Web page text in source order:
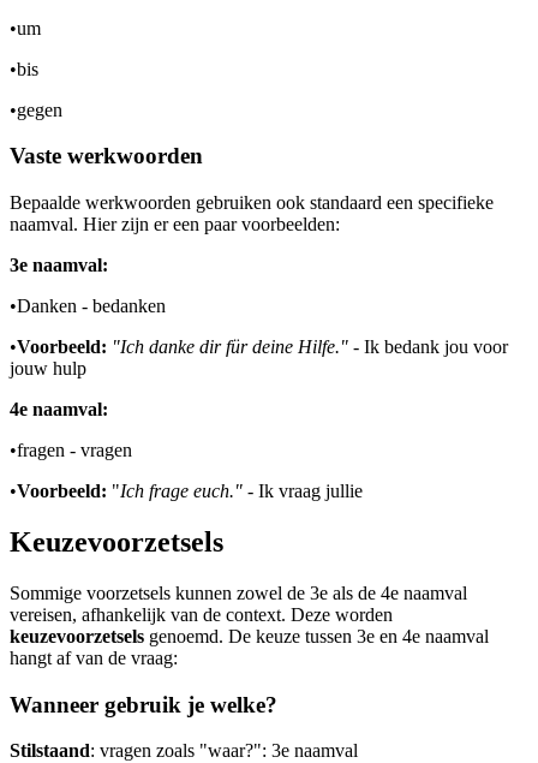
•um
•bis
•gegen
Vaste werkwoorden
Bepaalde werkwoorden gebruiken ook standaard een specifieke
naamval. Hier zijn er een paar voorbeelden:
3e naamval:
•Danken - bedanken
•Voorbeeld: "Ich danke dir für deine Hilfe." - Ik bedank jou voor
jouw hulp
4e naamval:
•fragen - vragen
•Voorbeeld: "Ich frage euch." - Ik vraag jullie
Keuzevoorzetsels
Sommige voorzetsels kunnen zowel de 3e als de 4e naamval
vereisen, afhankelijk van de context. Deze worden
keuzevoorzetsels genoemd. De keuze tussen 3e en 4e naamval
hangt af van de vraag:
Wanneer gebruik je welke?
Stilstaand: vragen zoals "waar?": 3e naamval